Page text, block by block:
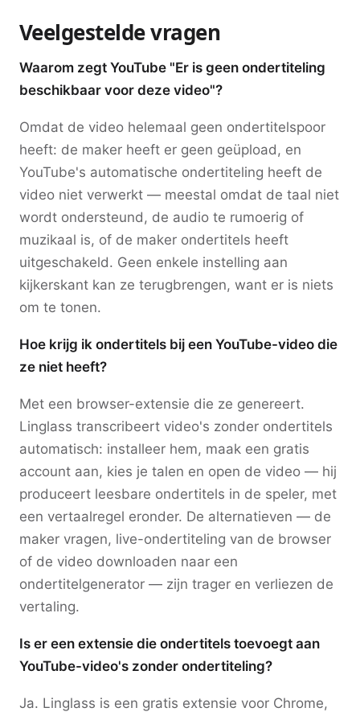
Veelgestelde vragen
Waarom zegt YouTube "Er is geen ondertiteling
beschikbaar voor deze video"?
Omdat de video helemaal geen ondertitelspoor
heeft: de maker heeft er geen geüpload, en
YouTube's automatische ondertiteling heeft de
video niet verwerkt — meestal omdat de taal niet
wordt ondersteund, de audio te rumoerig of
muzikaal is, of de maker ondertitels heeft
uitgeschakeld. Geen enkele instelling aan
kijkerskant kan ze terugbrengen, want er is niets
om te tonen.
Hoe krijg ik ondertitels bij een YouTube-video die
ze niet heeft?
Met een browser-extensie die ze genereert.
Linglass transcribeert video's zonder ondertitels
automatisch: installeer hem, maak een gratis
account aan, kies je talen en open de video — hij
produceert leesbare ondertitels in de speler, met
een vertaalregel eronder. De alternatieven — de
maker vragen, live-ondertiteling van de browser
of de video downloaden naar een
ondertitelgenerator — zijn trager en verliezen de
vertaling.
Is er een extensie die ondertitels toevoegt aan
YouTube-video's zonder ondertiteling?
Ja. Linglass is een gratis extensie voor Chrome,